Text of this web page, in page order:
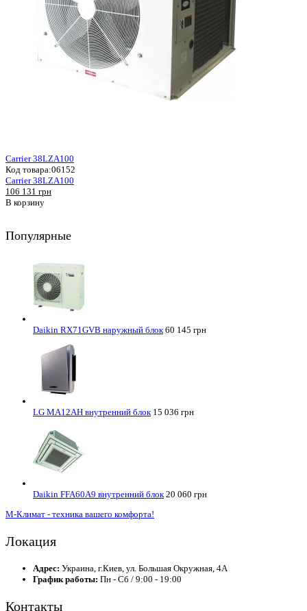
Carrier 38LZA100
Код товара:06152
Carrier 38LZA100
106 131 грн
В корзину
Популярные
Daikin RX71GVB наружный блок 60 145 грн
LG MA12AH внутренний блок 15 036 грн
Daikin FFA60A9 внутренний блок 20 060 грн
М-Климат - техника вашего комфорта!
Локация
Адрес: Украина, г.Киев, ул. Большая Окружная, 4А
График работы: Пн - Сб / 9:00 - 19:00
Контакты